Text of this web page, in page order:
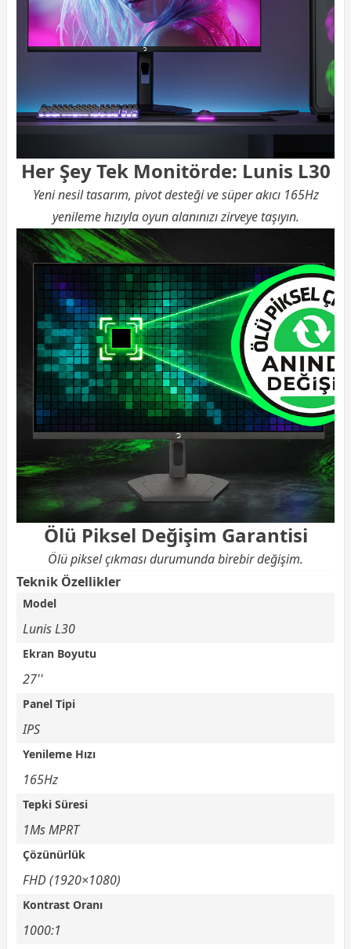
Her Şey Tek Monitörde: Lunis L30
Yeni nesil tasarım, pivot desteği ve süper akıcı 165Hz
yenileme hızıyla oyun alanınızı zirveye taşıyın.
Ölü Piksel Değişim Garantisi
Ölü piksel çıkması durumunda birebir değişim.
Teknik Özellikler
Model
Lunis L30
Ekran Boyutu
27''
Panel Tipi
IPS
Yenileme Hızı
165Hz
Tepki Süresi
1Ms MPRT
Çözünürlük
FHD (1920×1080)
Kontrast Oranı
1000:1